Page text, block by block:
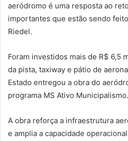
aeródromo é uma resposta ao
importantes que estão sendo
Riedel.
Foram investidos mais de R$ 6,5
da pista, taxiway e pátio de
Estado entregou a obra do
programa MS Ativo Municipalismo.
A obra reforça a infraestrutura
e amplia a capacidade